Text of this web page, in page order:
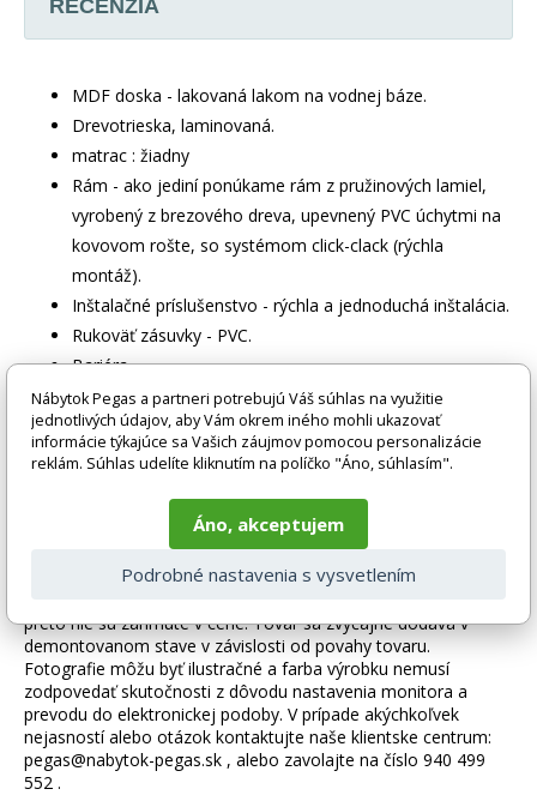
RECENZIA
MDF doska - lakovaná lakom na vodnej báze.
Drevotrieska, laminovaná.
matrac : žiadny
Rám - ako jediní ponúkame rám z pružinových lamiel,
vyrobený z brezového dreva, upevnený PVC úchytmi na
kovovom rošte, so systémom click-clack (rýchla
montáž).
Inštalačné príslušenstvo - rýchla a jednoduchá inštalácia.
Rukoväť zásuvky - PVC.
Bariéra.
Zásuvkové kolieska.
Zaokrúhľovanie - polomer R2.
Certifikovaná posteľ - kvalita a bezpečnosť podľa noriem
Nosnosť - 100 kg na úroveň.
Tovar sa dodáva bez príslušenstva a dekorácií (napr. textilných
preto nie sú zahrnuté v cene. Tovar sa zvyčajne dodáva v
demontovanom stave v závislosti od povahy tovaru.
Fotografie môžu byť ilustračné a farba výrobku nemusí
zodpovedať skutočnosti z dôvodu nastavenia monitora a
prevodu do elektronickej podoby. V prípade akýchkoľvek
nejasností alebo otázok kontaktujte naše klientske centrum:
pegas@nabytok-pegas.sk , alebo zavolajte na číslo 940 499
552 .
Nábytok Pegas a partneri potrebujú Váš súhlas na využitie
jednotlivých údajov, aby Vám okrem iného mohli ukazovať
informácie týkajúce sa Vašich záujmov pomocou personalizácie
reklám. Súhlas udelíte kliknutím na políčko "Áno, súhlasím".
Áno, akceptujem
Podrobné nastavenia s vysvetlením